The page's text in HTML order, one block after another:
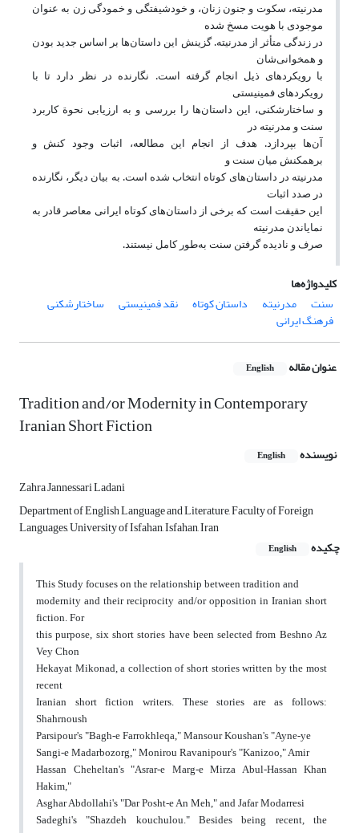
مدرنیته، سکوت و جنون زنان، و خودشیفتگی و خمودگی زن به عنوان
موجودی با هویت مسخ شده
در زندگی متأثر از مدرنیته. گزینش این داستان‌ها بر اساس جدید بودن
و همخوانی‌شان
با رویکردهای ذیل انجام گرفته است. نگارنده در نظر دارد تا با
رویکردهای فمینیستی
و ساختارشکنی، این داستان‌ها را بررسی و به ارزیابی نحوة کاربرد
سنت و مدرنیته در
آن‌ها بپردازد. هدف از انجام این مطالعه، اثبات وجود کنش و
برهمکنش میان سنت و
مدرنیته در داستان‌های کوتاه انتخاب شده است. به بیان دیگر، نگارنده
در صدد اثبات
این حقیقت است که برخی از داستان‌های کوتاه ایرانی معاصر قادر به
نمایاندن مدرنیته
صرف و نادیده گرفتن سنت به‌طور کامل نیستند.
کلیدواژه‌ها
سنت
مدرنیته داستان کوتاه نقد فمینیستی ساختارشکنی
فرهنگ ایرانی
عنوان مقاله English
Tradition and/or Modernity in Contemporary
Iranian Short Fiction
نویسنده English
Zahra Jannessari Ladani
Department of English Language and Literature, Faculty of Foreign
Languages, University of Isfahan, Isfahan, Iran
چکیده
English
This Study focuses on the relationship between tradition and
modernity and their reciprocity and/or opposition in Iranian short
fiction. For
this purpose, six short stories have been selected from Beshno Az
Vey Chon
Hekayat Mikonad, a collection of short stories written by the most
recent
Iranian short fiction writers. These stories are as follows:
Shahrnoush
Parsipour's "Bagh-e Farrokhleqa," Mansour Koushan's "Ayne-ye
Sangi-e Madarbozorg," Monirou Ravanipour's "Kanizoo," Amir
Hassan Cheheltan's "Asrar-e Marg-e Mirza Abul-Hassan Khan
Hakim,"
Asghar Abdollahi's "Dar Posht-e An Meh," and Jafar Modarresi
Sadeghi's "Shazdeh kouchulou." Besides being recent, the